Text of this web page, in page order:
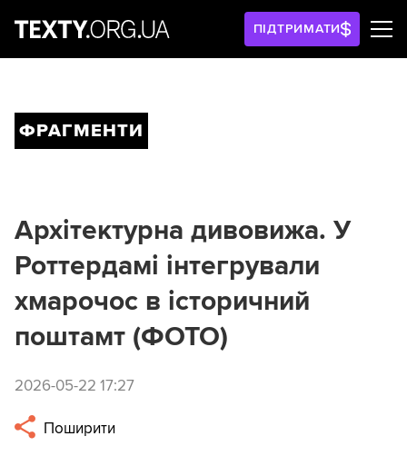
ПІДТРИМАТИ
ФРАГМЕНТИ
Архітектурна дивовижа. У
Роттердамі інтегрували
хмарочос в історичний
поштамт (ФОТО)
2026-05-22 17:27
Поширити